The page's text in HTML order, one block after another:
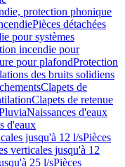
protection phonique
Pièces détachées
pour systèmes
incendie pour
pour plafondProtection
des bruits solidiens
Clapets de
Clapets de retenue
Naissances d'eaux
d'eaux
jusqu'à 12 l/sPièces
verticales jusqu'à 12
25 l/sPièces